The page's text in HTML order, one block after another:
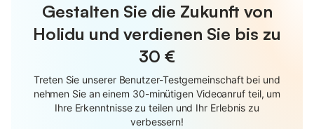
Gestalten Sie die Zukunft von
Holidu und verdienen Sie bis zu
30 €
Treten Sie unserer Benutzer-Testgemeinschaft bei und
nehmen Sie an einem 30-minütigen Videoanruf teil, um
Ihre Erkenntnisse zu teilen und Ihr Erlebnis zu
verbessern!